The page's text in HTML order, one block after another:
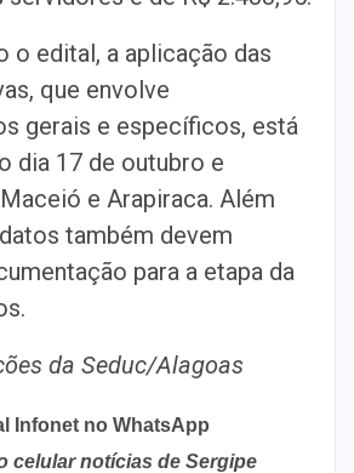
o edital, a aplicação das
que envolve
gerais e específicos, está
dia 17 de outubro e
e Arapiraca. Além
também devem
para a etapa da
da Seduc/Alagoas
Infonet no WhatsApp
celular notícias de Sergipe